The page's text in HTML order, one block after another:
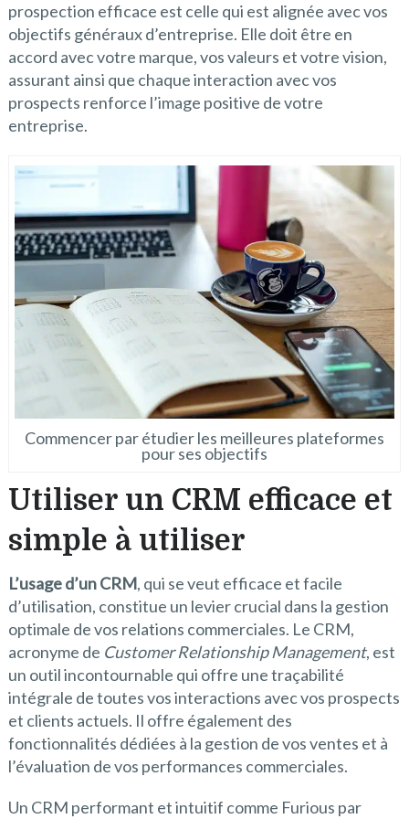
prospection efficace est celle qui est alignée avec vos
objectifs généraux d’entreprise. Elle doit être en
accord avec votre marque, vos valeurs et votre vision,
assurant ainsi que chaque interaction avec vos
prospects renforce l’image positive de votre
entreprise.
Commencer par étudier les meilleures plateformes
pour ses objectifs
Utiliser un CRM efficace et
simple à utiliser
L’usage d’un CRM, qui se veut efficace et facile
d’utilisation, constitue un levier crucial dans la gestion
optimale de vos relations commerciales. Le CRM,
acronyme de Customer Relationship Management, est
un outil incontournable qui offre une traçabilité
intégrale de toutes vos interactions avec vos prospects
et clients actuels. Il offre également des
fonctionnalités dédiées à la gestion de vos ventes et à
l’évaluation de vos performances commerciales.
Un CRM performant et intuitif comme Furious par